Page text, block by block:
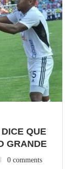
QUE
GRANDE
0 comments